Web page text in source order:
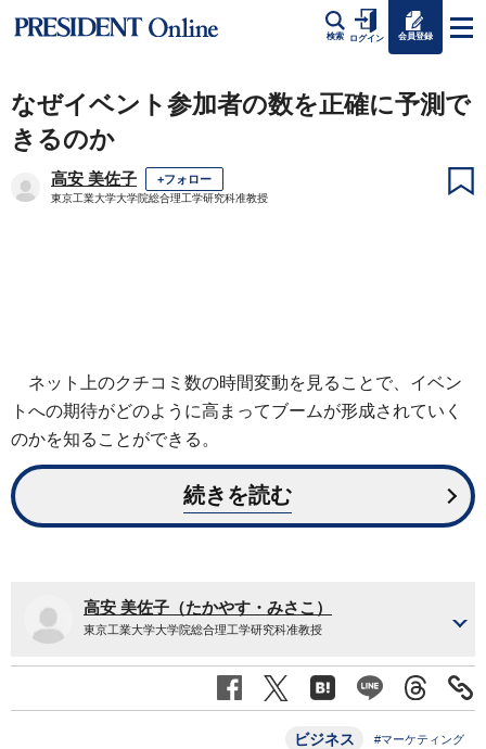
検索 ログイン 会員登録
なぜイベント参加者の数を正確に予測で
きるのか
高安 美佐子 +フォロー
東京工業大学大学院総合理工学研究科准教授
ネット上のクチコミ数の時間変動を見ることで、イベン
トへの期待がどのように高まってブームが形成されていく
のかを知ることができる。
続きを読む
高安 美佐子（たかやす・みさこ）
東京工業大学大学院総合理工学研究科准教授
ビジネス #マーケティング